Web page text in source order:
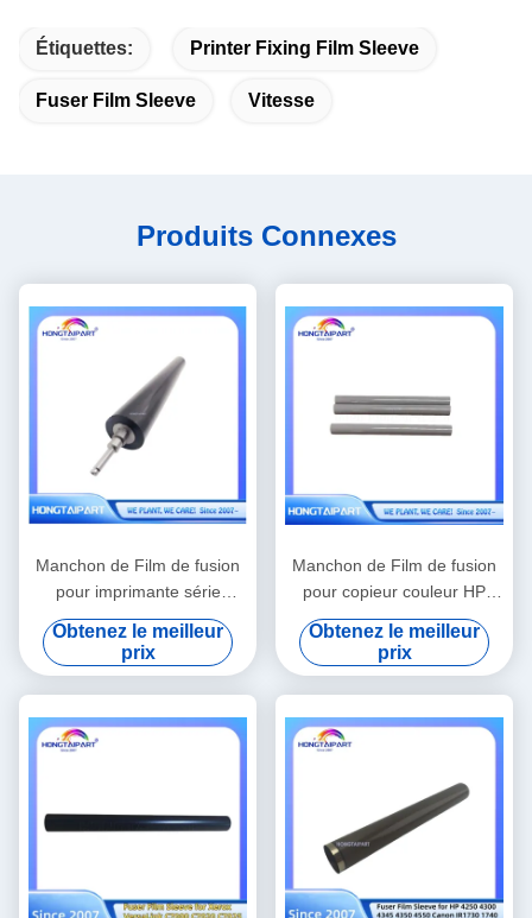
Étiquettes: Printer Fixing Film Sleeve
Fuser Film Sleeve Vitesse
Produits Connexes
Manchon de Film de fusion
pour imprimante série
Brother HL L5000 L5100
L5600 L6600DW
Obtenez le meilleur
prix
Manchon de Film de fusion
pour copieur couleur HP
E77830 E77422 E77825
E78223 E82540 E87660
Obtenez le meilleur
prix